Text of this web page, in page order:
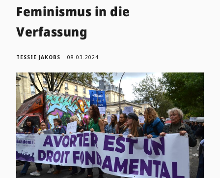
Feminismus in die
Verfassung
TESSIE JAKOBS 08.03.2024